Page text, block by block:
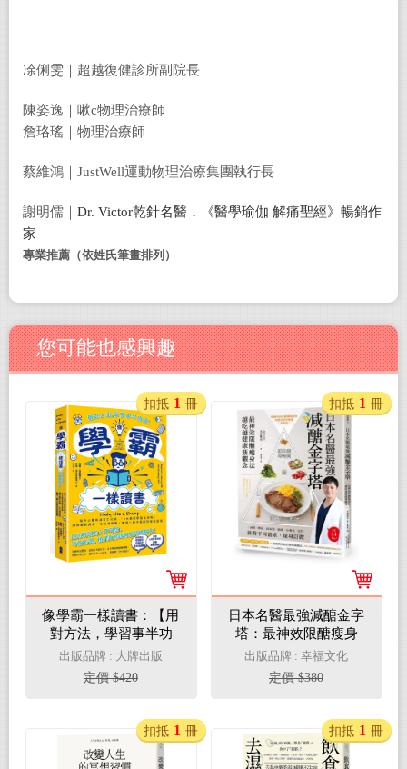
凃俐雯｜ 超越復健診所副院長
陳姿逸｜啾c物理治療師
詹珞瑤｜物理治療師
蔡維鴻｜ JustWell運動物理治療集團執行長
謝明儒｜ Dr. Victor乾針名醫．《醫學瑜伽 解痛聖經》暢銷作
家
專業推薦（依姓氏筆畫排列）
您可能也感興趣
像學霸一樣讀書：【用
對方法，學習事半功
倍！】結合心理學與認
知科學，10大高效學習
全攻略，讓你顧好成
一輩子都受用的學習習
慣
出版品牌 : 大牌出版
定價 $420
扣抵 1 冊
日本名醫最強減醣金字
塔：最神效限醣瘦身
法，越吃越健康新觀念
出版品牌 : 幸福文化
定價 $380
扣抵 1 冊
扣抵 1 冊 扣抵 1 冊